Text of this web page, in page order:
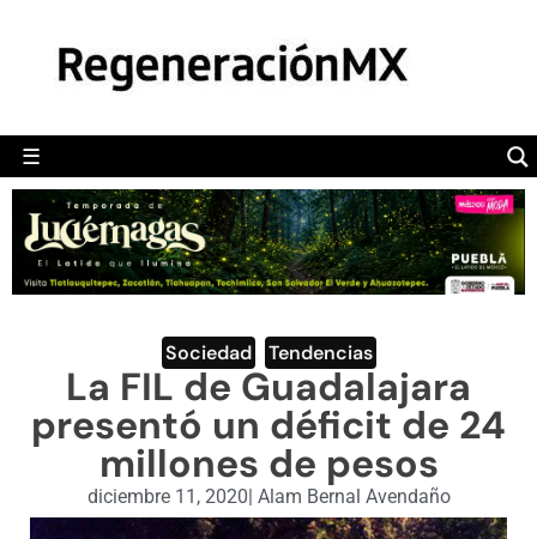
☰
POLÍTICA
CAMALEÓN
OPINIÓN
DEPORTES
ENGLISH SECTION
VIDEOS
Sociedad Tendencias
La FIL de Guadalajara
presentó un déficit de 24
millones de pesos
diciembre 11, 2020| Alam Bernal Avendaño